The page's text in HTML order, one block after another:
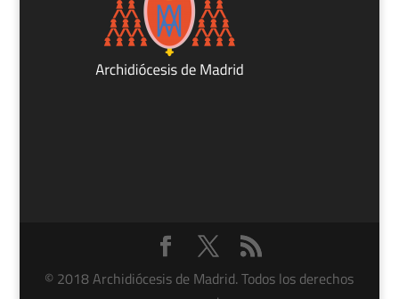
© 2018 Archidiócesis de Madrid. Todos los derechos